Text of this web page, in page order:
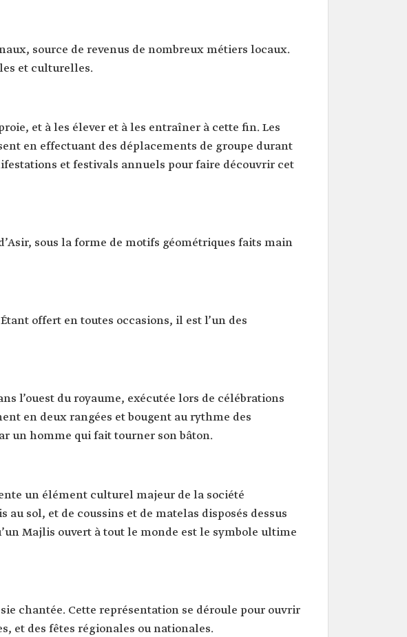
source de revenus de nombreux métiers locaux.
et culturelles.
et à les élever et à les entraîner à cette fin. Les
en effectuant des déplacements de groupe durant
et festivals annuels pour faire découvrir cet
sous la forme de motifs géométriques faits main
offert en toutes occasions, il est l’un des
l’ouest du royaume, exécutée lors de célébrations
en deux rangées et bougent au rythme des
un homme qui fait tourner son bâton.
un élément culturel majeur de la société
sol, et de coussins et de matelas disposés dessus
Majlis ouvert à tout le monde est le symbole ultime
chantée. Cette représentation se déroule pour ouvrir
et des fêtes régionales ou nationales.